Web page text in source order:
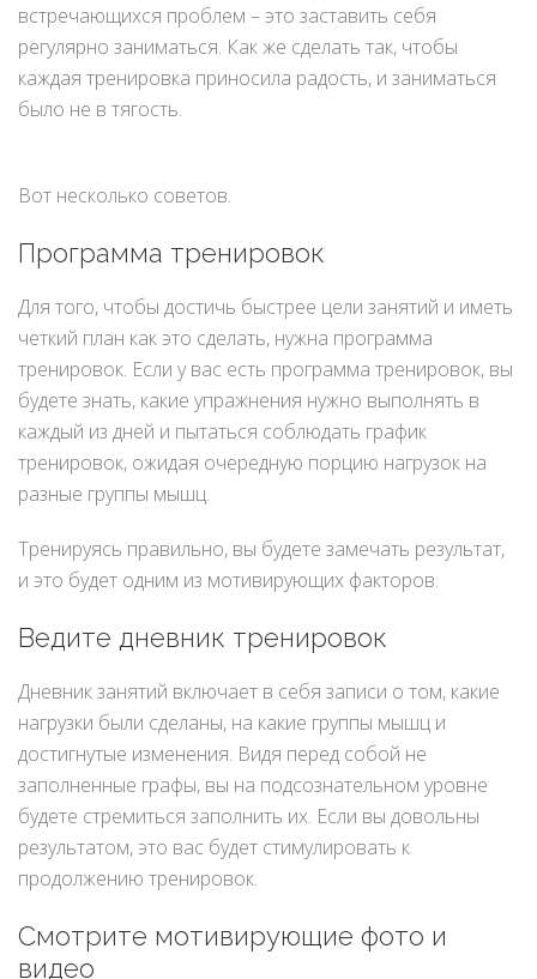
встречающихся проблем – это заставить себя
регулярно заниматься. Как же сделать так, чтобы
каждая тренировка приносила радость, и заниматься
было не в тягость.
Вот несколько советов.
Программа тренировок
Для того, чтобы достичь быстрее цели занятий и иметь
четкий план как это сделать, нужна программа
тренировок. Если у вас есть программа тренировок, вы
будете знать, какие упражнения нужно выполнять в
каждый из дней и пытаться соблюдать график
тренировок, ожидая очередную порцию нагрузок на
разные группы мышц.
Тренируясь правильно, вы будете замечать результат,
и это будет одним из мотивирующих факторов.
Ведите дневник тренировок
Дневник занятий включает в себя записи о том, какие
нагрузки были сделаны, на какие группы мышц и
достигнутые изменения. Видя перед собой не
заполненные графы, вы на подсознательном уровне
будете стремиться заполнить их. Если вы довольны
результатом, это вас будет стимулировать к
продолжению тренировок.
Смотрите мотивирующие фото и
видео